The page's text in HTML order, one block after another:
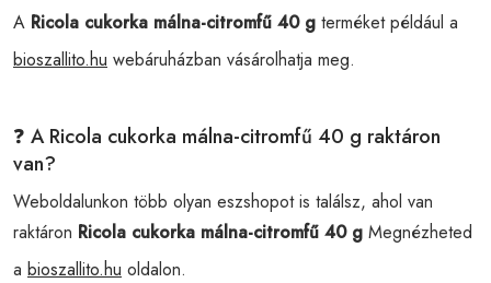
A Ricola cukorka málna-citromfű 40 g terméket például a
bioszallito.hu webáruházban vásárolhatja meg.
❓ A Ricola cukorka málna-citromfű 40 g raktáron
van?
Weboldalunkon több olyan eszshopot is találsz, ahol van
raktáron Ricola cukorka málna-citromfű 40 g Megnézheted
a bioszallito.hu oldalon.